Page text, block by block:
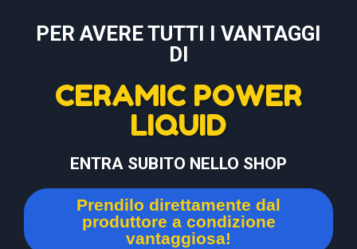
PER AVERE TUTTI I VANTAGGI
DI
CERAMIC POWER
LIQUID
ENTRA SUBITO NELLO SHOP
Prendilo direttamente dal
produttore a condizione
vantaggiosa!